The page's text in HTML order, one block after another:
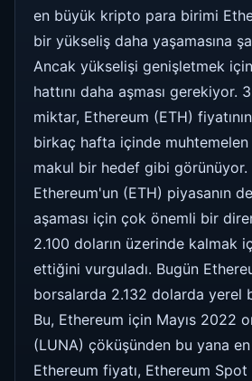
en büyük kripto para birimi
bir yükseliş daha yaşamasına
Ancak yükselişi genişletmek
hattını daha aşması gerekiyor.
miktar, Ethereum (ETH)
birkaç hafta içinde
makul bir hedef gibi görünüyor.
Ethereum'un (ETH) piyasanın
aşaması için çok önemli bir
2.100 doların üzerinde kalmak
ettiğini vurguladı. Bugün
borsalarda 2.132 dolarda yerel
Bu, Ethereum için Mayıs 2022
(LUNA) çöküşünden bu yana
Ethereum fiyatı, Ethereum